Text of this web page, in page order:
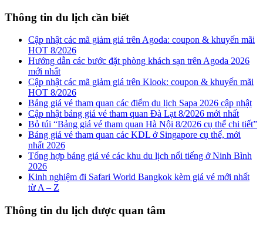
Thông tin du lịch cần biết
Cập nhật các mã giảm giá trên Agoda: coupon & khuyến mãi
HOT 8/2026
Hướng dẫn các bước đặt phòng khách sạn trên Agoda 2026
mới nhất
Cập nhật các mã giảm giá trên Klook: coupon & khuyến mãi
HOT 8/2026
Bảng giá vé tham quan các điểm du lịch Sapa 2026 cập nhật
Cập nhật bảng giá vé tham quan Đà Lạt 8/2026 mới nhất
Bỏ túi “Bảng giá vé tham quan Hà Nội 8/2026 cụ thể chi tiết”
Bảng giá vé tham quan các KDL ở Singapore cụ thể, mới
nhất 2026
Tổng hợp bảng giá vé các khu du lịch nổi tiếng ở Ninh Bình
2026
Kinh nghiệm đi Safari World Bangkok kèm giá vé mới nhất
từ A – Z
Thông tin du lịch được quan tâm